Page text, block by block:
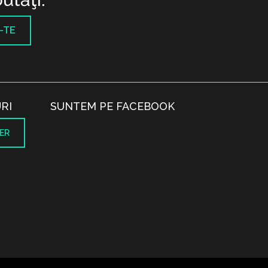
TE
SUNTEM PE FACEBOOK